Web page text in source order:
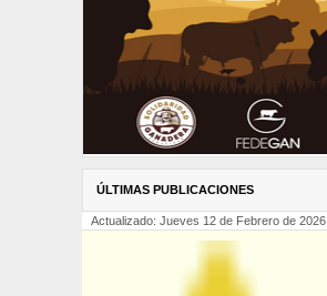
ÚLTIMAS PUBLICACIONES
Actualizado: Jueves 12 de Febrero de 2026